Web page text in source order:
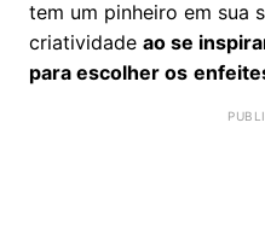
tem um pinheiro em sua
criatividade ao se
para escolher os